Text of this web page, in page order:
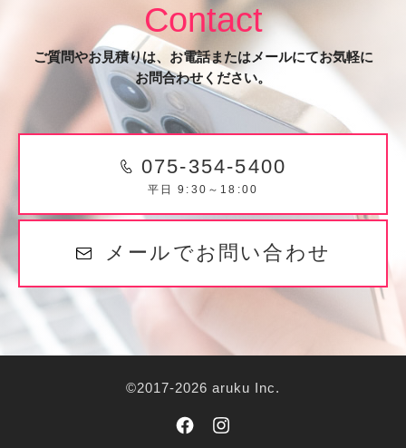
Contact
ご質問やお見積りは、お電話またはメールにてお気軽に
お問合わせください。
075-354-5400
平日 9:30～18:00
メールでお問い合わせ
©2017-2026 aruku Inc.